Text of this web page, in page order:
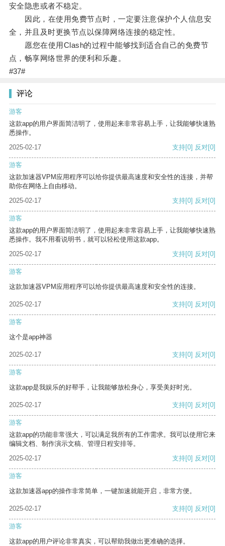
安全隐患或者不稳定。
因此，在使用免费节点时，一定要注意保护个人信息安
全，并且及时更换节点以保障网络连接的稳定性。
愿您在使用Clash的过程中能够找到适合自己的免费节
点，畅享网络世界的便利和乐趣。
#37#
评论
游客
这款app的用户界面简洁明了，使用起来非常容易上手，让我能够快速熟
悉操作。
2025-02-17
支持[0] 反对[0]
游客
这款加速器VPM应用程序可以给你提供最高速度和安全性的连接，并帮
助你在网络上自由移动。
2025-02-17
支持[0] 反对[0]
游客
这款app的用户界面简洁明了，使用起来非常容易上手，让我能够快速熟
悉操作。我不用看说明书，就可以轻松使用这款app。
2025-02-17
支持[0] 反对[0]
游客
这款加速器VPM应用程序可以给你提供最高速度和安全性的连接。
2025-02-17 支持[0] 反对[0]
游客
这个是app神器
2025-02-17 支持[0] 反对[0]
游客
这款app是我娱乐的好帮手，让我能够放松身心，享受美好时光。
2025-02-17 支持[0] 反对[0]
游客
这款app的功能非常强大，可以满足我所有的工作需求。我可以使用它来
编辑文档、制作演示文稿、管理日程安排等。
2025-02-17
支持[0] 反对[0]
游客
这款加速器app的操作非常简单，一键加速就能开启，非常方便。
2025-02-17 支持[0] 反对[0]
游客
这款app的用户评论非常真实，可以帮助我做出更准确的选择。